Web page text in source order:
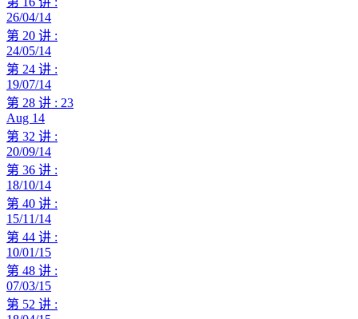
26/04/14
第 20 讲 :
24/05/14
第 24 讲 :
19/07/14
第 28 讲 : 23
Aug 14
第 32 讲 :
20/09/14
第 36 讲 :
18/10/14
第 40 讲 :
15/11/14
第 44 讲 :
10/01/15
第 48 讲 :
07/03/15
第 52 讲 :